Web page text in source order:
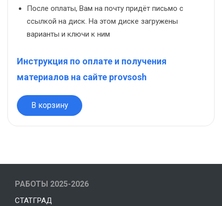
После оплаты, Вам на почту придёт письмо с
ссылкой на диск. На этом диске загружены
варианты и ключи к ним
Инструкция по оплате и получения
материалов на сайте provsosh
В корзину
РАБОТЫ 2025-2026
СТАТГРАД